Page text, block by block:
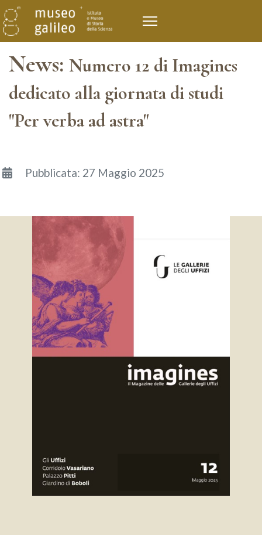
News: Numero 12 di Imagines
dedicato alla giornata di studi
"Per verba ad astra"
DettagliPubblicata: 27 Maggio 2025